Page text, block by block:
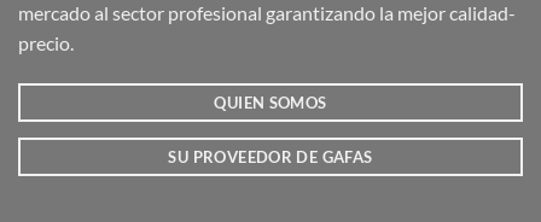
mercado al sector profesional garantizando la mejor calidad-
precio.
QUIEN SOMOS
SU PROVEEDOR DE GAFAS